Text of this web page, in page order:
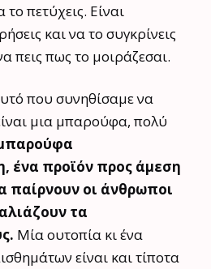
πετύχεις. Είναι
και να το συγκρίνεις
πεις πως το μοιράζεσαι.
που συνηθίσαμε να
μια μπαρούφα, πολύ
ένα προϊόν προς άμεση
παίρνουν οι άνθρωποι
τα
Μία ουτοπία κι ένα
είναι και τίποτα